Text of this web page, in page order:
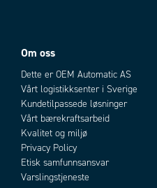
Om oss
Dette er OEM Automatic AS
Vårt logistikksenter i Sverige
Kundetilpassede løsninger
Vårt bærekraftsarbeid
Kvalitet og miljø
Privacy Policy
Etisk samfunnsansvar
Varslingstjeneste